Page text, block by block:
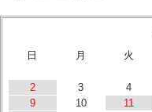
日
月 火
2
3 4
9
10 11